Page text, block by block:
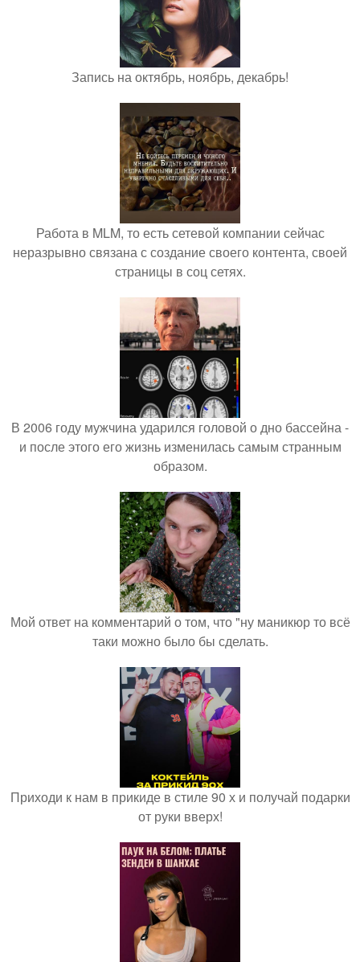
Запись на октябрь, ноябрь, декабрь!
Работа в MLM, то есть сетевой компании сейчас
неразрывно связана с создание своего контента, своей
страницы в соц сетях.
В 2006 году мужчина ударился головой о дно бассейна -
и после этого его жизнь изменилась самым странным
образом.
Мой ответ на комментарий о том, что "ну маникюр то всё
таки можно было бы сделать.
Приходи к нам в прикиде в стиле 90 х и получай подарки
от руки вверх!